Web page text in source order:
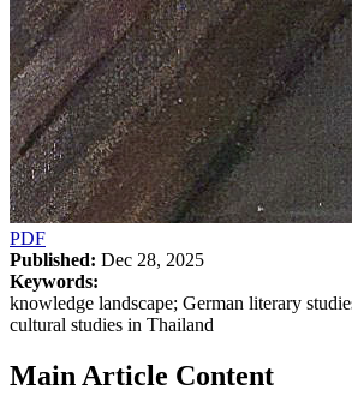
PDF
Published: Dec 28, 2025
Keywords:
knowledge landscape; German literary
cultural studies in Thailand
Main Article Content